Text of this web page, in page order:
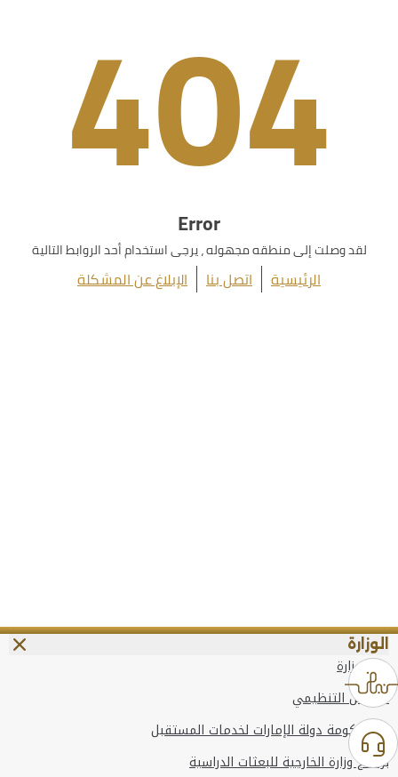
404
Error
لقد وصلت إلى منطقه مجهوله ، يرجى استخدام أحد الروابط التالية
الرئيسية اتصل بنا الإبلاغ عن المشكلة
الوزارة
عن الوزارة
الهيكل التنظيمي
وعد حكومة دولة الإمارات لخدمات المستقبل
برنامج وزارة الخارجية للبعثات الدراسية